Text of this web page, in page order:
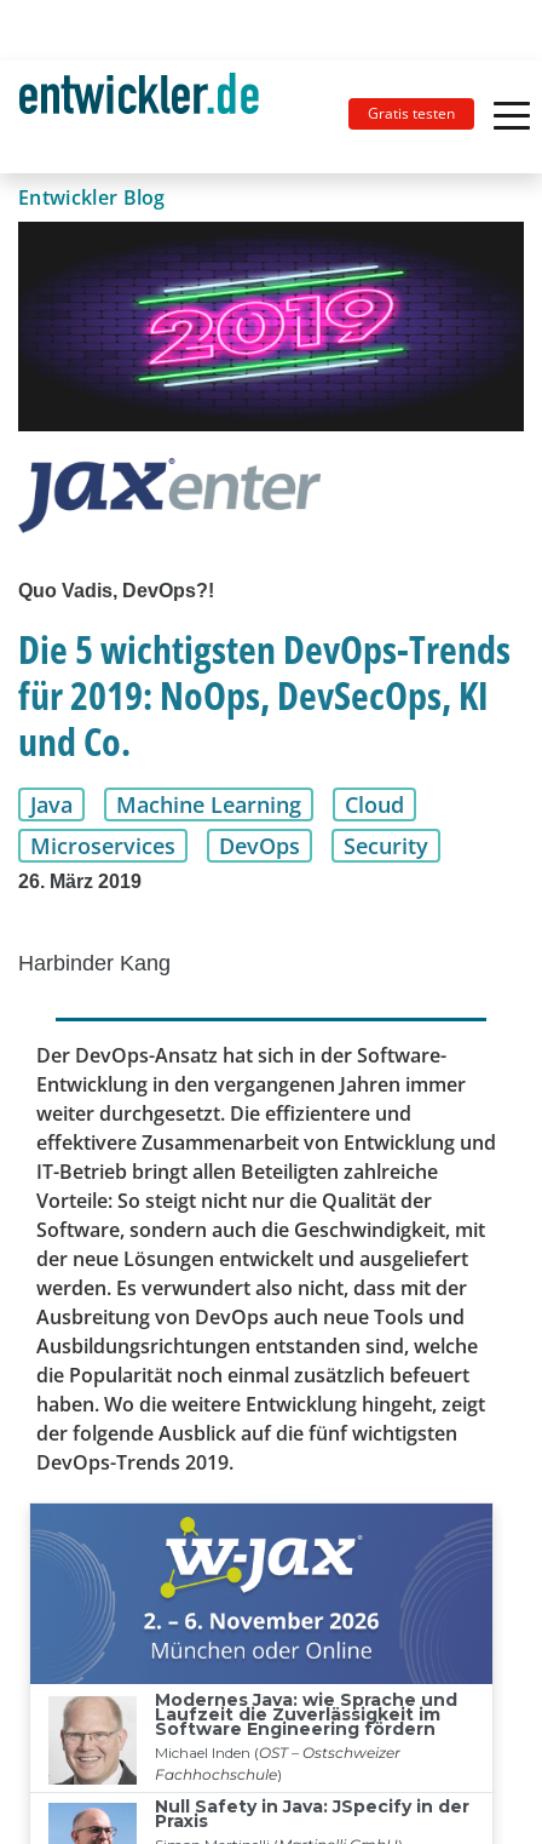
Gratis testen
Entwickler Blog
Quo Vadis, DevOps?!
Die 5 wichtigsten DevOps-Trends
für 2019: NoOps, DevSecOps, KI
und Co.
Java Machine Learning
Cloud
Microservices
DevOps Security
26. März 2019
Harbinder Kang
Der DevOps-Ansatz hat sich in der Software-
Entwicklung in den vergangenen Jahren immer
weiter durchgesetzt. Die effizientere und
effektivere Zusammenarbeit von Entwicklung und
IT-Betrieb bringt allen Beteiligten zahlreiche
Vorteile: So steigt nicht nur die Qualität der
Software, sondern auch die Geschwindigkeit, mit
der neue Lösungen entwickelt und ausgeliefert
werden. Es verwundert also nicht, dass mit der
Ausbreitung von DevOps auch neue Tools und
Ausbildungsrichtungen entstanden sind, welche
die Popularität noch einmal zusätzlich befeuert
haben. Wo die weitere Entwicklung hingeht, zeigt
der folgende Ausblick auf die fünf wichtigsten
DevOps-Trends 2019.